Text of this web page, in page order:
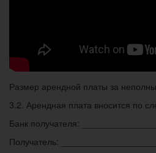
Размер арендной платы за
3.2. Арендная плата вносится по
Банк получателя:
Получатель: